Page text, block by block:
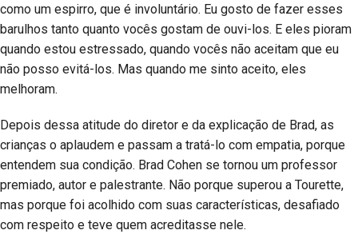
como um espirro, que é involuntário. Eu gosto de fazer esses
barulhos tanto quanto vocês gostam de ouvi-los. E eles pioram
quando estou estressado, quando vocês não aceitam que eu
não posso evitá-los. Mas quando me sinto aceito, eles
melhoram.
Depois dessa atitude do diretor e da explicação de Brad, as
crianças o aplaudem e passam a tratá-lo com empatia, porque
entendem sua condição. Brad Cohen se tornou um professor
premiado, autor e palestrante. Não porque superou a Tourette,
mas porque foi acolhido com suas características, desafiado
com respeito e teve quem acreditasse nele.